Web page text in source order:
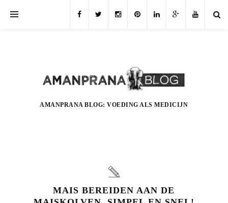
AMANPRANA BLOG: VOEDING ALS MEDICIJN
MAIS BEREIDEN AAN DE